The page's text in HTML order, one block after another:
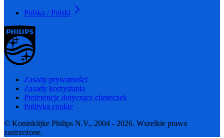
Polska / Polski
Zasady prywatności
Zasady korzystania
Preferencje dotyczące ciasteczek
Polityka cookie
© Koninklijke Philips N.V., 2004 - 2026. Wszelkie prawa
zastrzeżone.